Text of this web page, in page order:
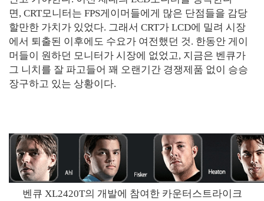
면, CRT모니터는 FPS게이머들에게 많은 단점들을 감당
할만한 가치가 있었다. 그래서 CRT가 LCD에 밀려 시장
에서 퇴출된 이후에도 수요가 여전했던 것. 한동안 게이
머들이 원하던 모니터가 시장에 없었고, 지금은 벤큐가
그 니치를 잘 파고들어 꽤 오랜기간 경쟁제품 없이 승승
장구하고 있는 상황이다.
벤큐 XL2420T의 개발에 참여한 카운터스트라이크